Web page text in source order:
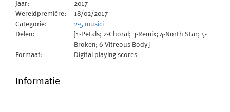
Jaar:
2017
Wereldpremière: 18/02/2017
Categorie:
2-5 musici
Delen:
[1-Petals; 2-Choral; 3-Remix; 4-North Star; 5-
Broken; 6-Vitreous Body]
Formaat:
Digital playing scores
Informatie